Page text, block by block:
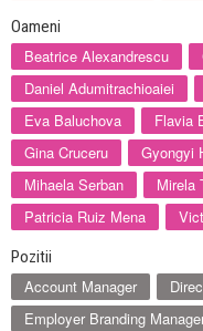
Oameni
Beatrice Alexandrescu
Daniel Adumitrachioaiei
Eva Baluchova
Flavia
Gina Cruceru
Gyongyi
Mihaela Serban
Mirela
Patricia Ruiz Mena
Pozitii
Account Manager
Employer Branding